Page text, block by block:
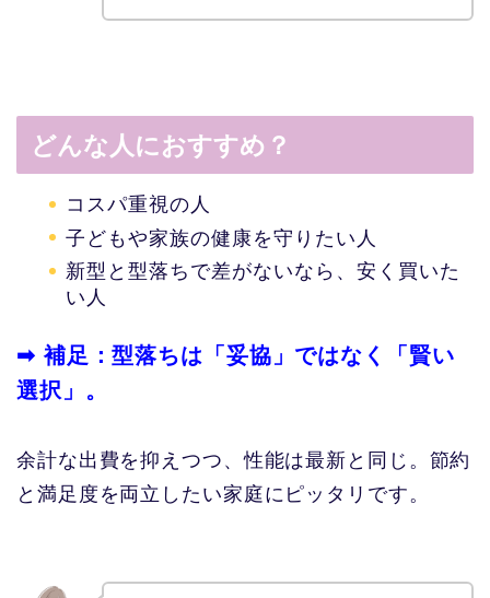
どんな人におすすめ？
コスパ重視の人
子どもや家族の健康を守りたい人
新型と型落ちで差がないなら、安く買いた
い人
➡ 補足：型落ちは「妥協」ではなく「賢い
選択」。
余計な出費を抑えつつ、性能は最新と同じ。節約
と満足度を両立したい家庭にピッタリです。